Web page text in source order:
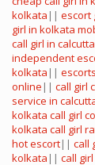
kolkata || escort
girl in kolkata
call girl in calcutta
independent
kolkata ||
online || call girl
service in
kolkata call girl
kolkata call girl
hot escort|| call
kolkata || call